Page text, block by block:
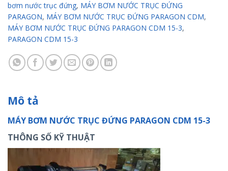
bơm nước trục đứng, MÁY BƠM NƯỚC TRỤC ĐỨNG
PARAGON, MÁY BƠM NƯỚC TRỤC ĐỨNG PARAGON CDM,
MÁY BƠM NƯỚC TRỤC ĐỨNG PARAGON CDM 15-3,
PARAGON CDM 15-3
Mô tả
MÁY BƠM NƯỚC TRỤC ĐỨNG PARAGON CDM 15-3
THÔNG SỐ KỸ THUẬT